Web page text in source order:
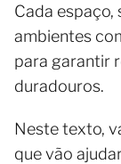
Cada espaço,
ambientes
para garantir
duradouros.
Neste texto,
que vão